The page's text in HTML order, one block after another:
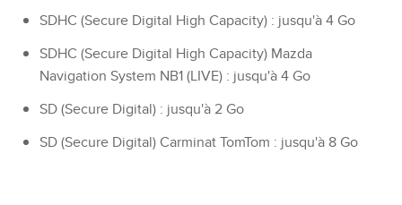
SDHC (Secure Digital High Capacity) : jusqu'à 4 Go
SDHC (Secure Digital High Capacity) Mazda
Navigation System NB1 (LIVE) : jusqu'à 4 Go
SD (Secure Digital) : jusqu'à 2 Go
SD (Secure Digital) Carminat TomTom : jusqu'à 8 Go